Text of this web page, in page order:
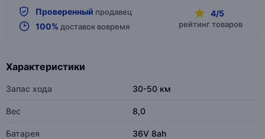
Проверенный продавец
100% доставок вовремя
4/5
рейтинг товаров
Характеристики
Запас хода 30-50 км
Вес 8,0
Батарея 36V 8ah